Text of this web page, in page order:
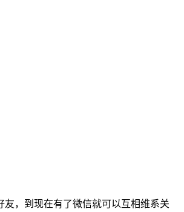
，到现在有了微信就可以互相维系关